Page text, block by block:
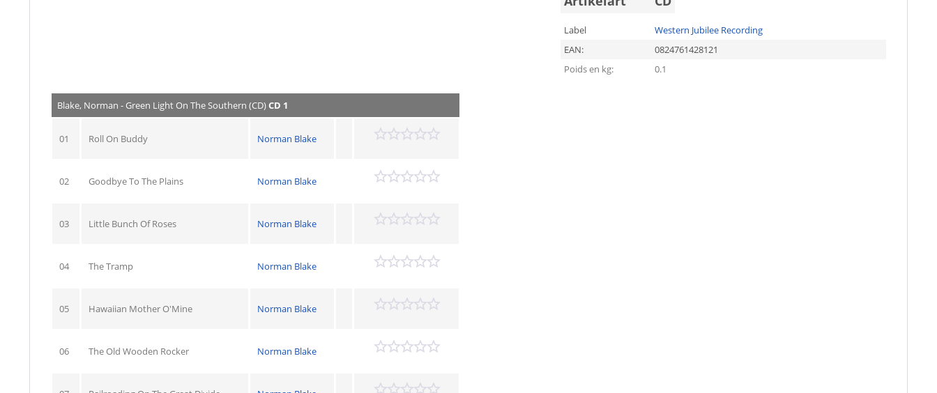
Label
Western Jubilee Recording
EAN:
0824761428121
Poids en kg:
0.1
Blake, Norman - Green Light On The Southern (CD)CD 1
01 Roll On Buddy Norman Blake
02 Goodbye To The Plains Norman Blake
03 Little Bunch Of Roses Norman Blake
04 The Tramp Norman Blake
05 Hawaiian Mother O'Mine Norman Blake
06 The Old Wooden Rocker Norman Blake